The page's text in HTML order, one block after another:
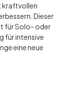
kraftvollen
Dieser
für Solo- oder
für intensive
eine neue